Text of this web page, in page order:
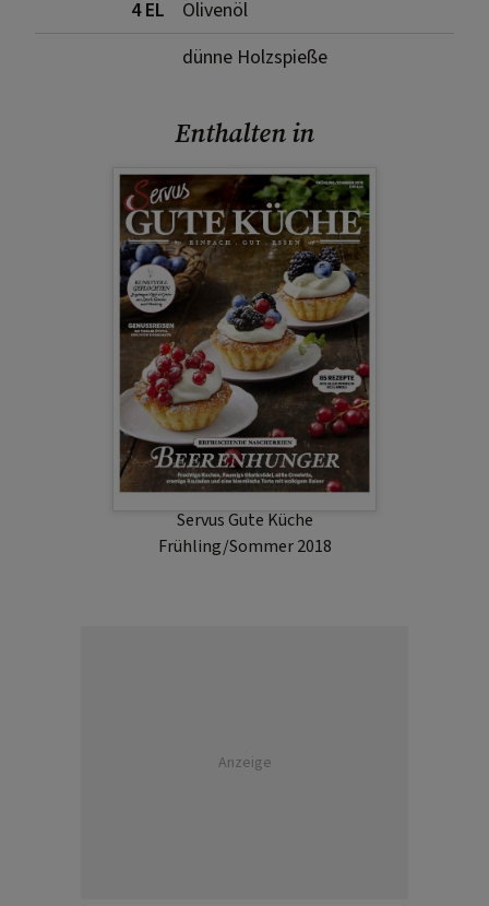
4 EL
Olivenöl
dünne Holzspieße
Enthalten in
Servus Gute Küche
Frühling/Sommer 2018
Anzeige